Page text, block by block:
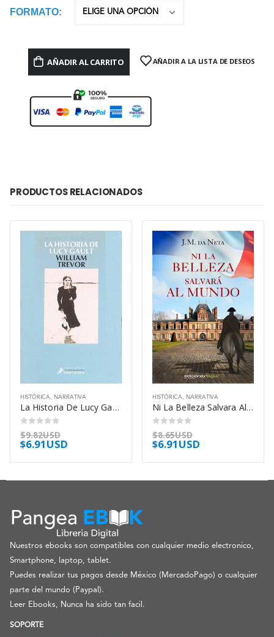
FORMATO
AÑADIR AL CARRITO AÑADIR A LA LISTA DE DESEOS
PRODUCTOS RELACIONADOS
HISTÓRICA, NARRATIVA
La Historia De Lucy Gault – Trevor William
0out of 5
$9.82USD
$6.91USD
HISTÓRICA, NARRATIVA
Ni La Belleza Salvara Al Mundo – Da Neta J M
0out of 5
$8.65USD
$6.91USD
Nuestros ebooks son compatibles con cualquier medio electronico,
Smartphone, laptop, tablet.
Puedes realizar tus pagos desde México (MercadoPago) o cualquier
parte del mundo (Paypal).
Leer Ebooks, Nunca ha sido tan facil.
SOPORTE